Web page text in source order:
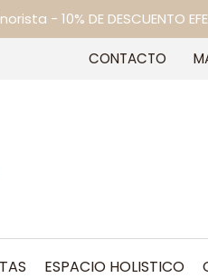
10% DE DESCUENTO
CONTACTO
ESPACIO HOLISTICO